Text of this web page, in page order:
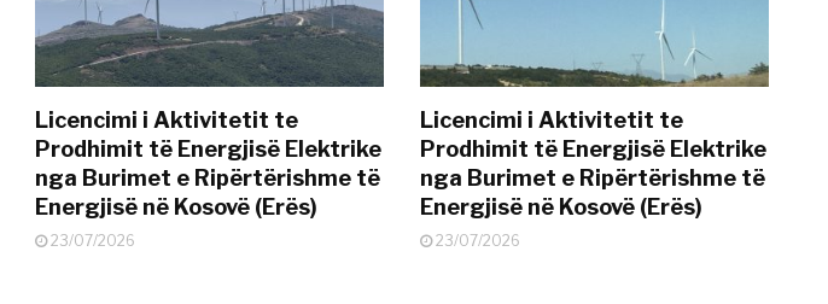
Licencimi i Aktivitetit te
Prodhimit të Energjisë Elektrike
nga Burimet e Ripërtërishme të
Energjisë në Kosovë (Erës)
23/07/2026
Licencimi i Aktivitetit te
Prodhimit të Energjisë Elektrike
nga Burimet e Ripërtërishme të
Energjisë në Kosovë (Erës)
23/07/2026